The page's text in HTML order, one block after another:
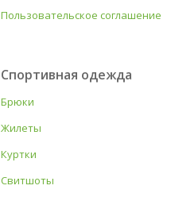
Пользовательское соглашение
Спортивная одежда
Брюки
Жилеты
Куртки
Свитшоты